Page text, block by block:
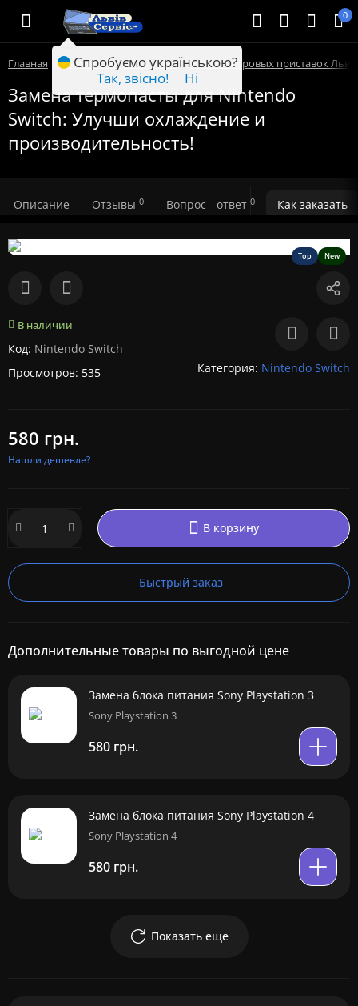
0
Главная Ремонт техники Львов Ремонт игровых приставок
Замена термопасты для Nintendo
Switch: Улучши охлаждение и
производительность!
Описание Отзывы 0 Вопрос - ответ 0 Как заказать
Top New
В наличии
Код: Nintendo Switch
Просмотров: 535
Категория: Nintendo Switch
580 грн.
Нашли дешевле?
В корзину
Быстрый заказ
Дополнительные товары по выгодной цене
Замена блока питания Sony Playstation 3
Sony Playstation 3
580 грн.
Замена блока питания Sony Playstation 4
Sony Playstation 4
580 грн.
Показать еще
Спробуємо українською?
Так, звісно!
Ні